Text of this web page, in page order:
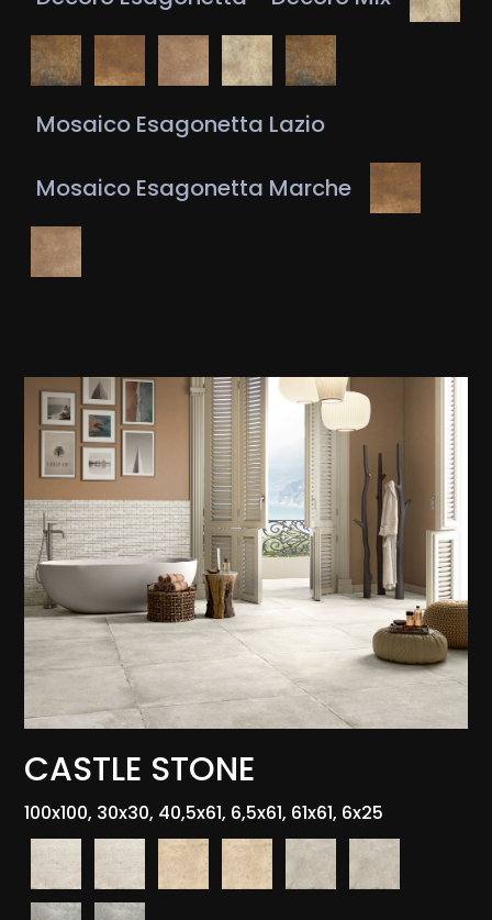
Mosaico Esagonetta Lazio
Mosaico Esagonetta Marche
CASTLE STONE
100x100, 30x30, 40,5x61, 6,5x61, 61x61, 6x25